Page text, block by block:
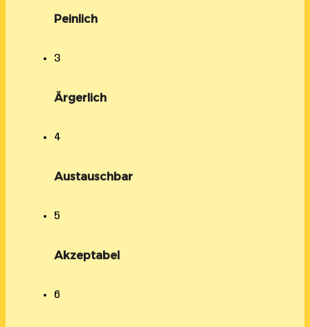
Peinlich
3
Ärgerlich
4
Austauschbar
5
Akzeptabel
6